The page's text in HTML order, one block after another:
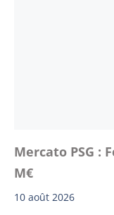
Mercato PSG :
M€
10 août 2026